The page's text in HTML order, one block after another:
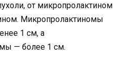
от микропролактином
Микропролактиномы
1 см, а
— более 1 см.